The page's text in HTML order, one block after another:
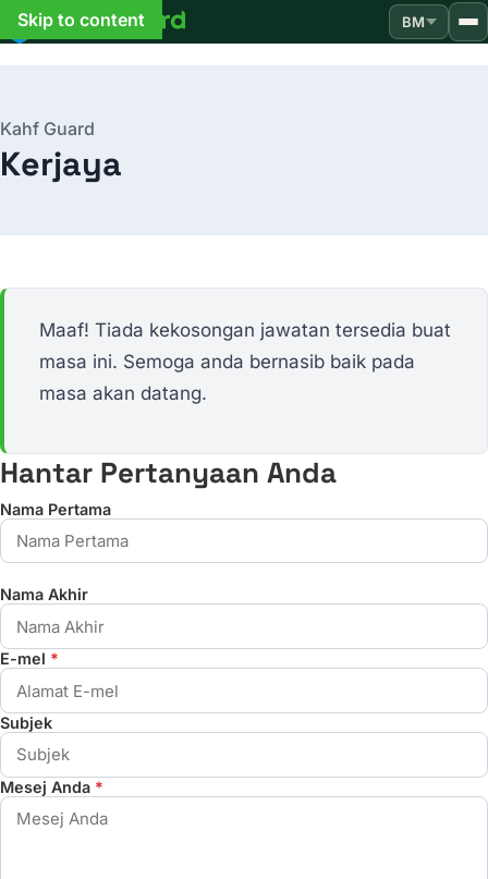
Skip to content BM
Kahf Guard
Kerjaya
Maaf! Tiada kekosongan jawatan tersedia buat
masa ini. Semoga anda bernasib baik pada
masa akan datang.
Hantar Pertanyaan Anda
Nama Pertama
Nama Akhir
E-mel *
Subjek
Mesej Anda *